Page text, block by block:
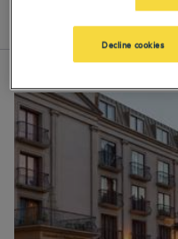
Liste Carte
Decline cookies